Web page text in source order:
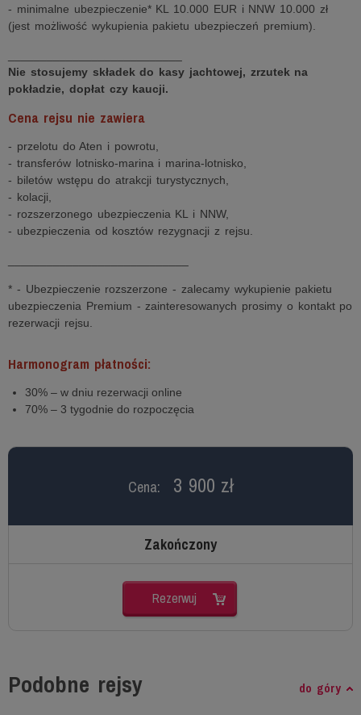
- minimalne ubezpieczenie* KL 10.000 EUR i NNW 10.000 zł
(jest możliwość wykupienia pakietu ubezpieczeń premium).
Nie stosujemy składek do kasy jachtowej, zrzutek na
pokładzie, dopłat czy kaucji.
Cena rejsu nie zawiera
- przelotu do Aten i powrotu,
- transferów lotnisko-marina i marina-lotnisko,
- biletów wstępu do atrakcji turystycznych,
- kolacji,
- rozszerzonego ubezpieczenia KL i NNW,
- ubezpieczenia od kosztów rezygnacji z rejsu.
* - Ubezpieczenie rozszerzone - zalecamy wykupienie pakietu
ubezpieczenia Premium - zainteresowanych prosimy o kontakt po
rezerwacji rejsu.
Harmonogram płatności:
30% – w dniu rezerwacji online
70% – 3 tygodnie do rozpoczęcia
Cena: 3 900 zł
Zakończony
Rezerwuj
Podobne rejsy do góry